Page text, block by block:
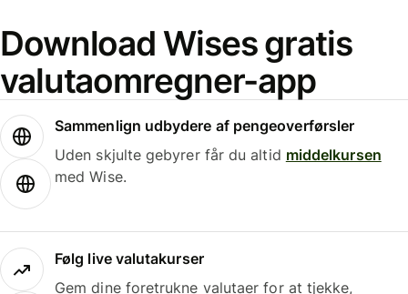
Download Wises gratis
valutaomregner-app
Sammenlign udbydere af pengeoverførsler
Uden skjulte gebyrer får du altid middelkursen
med Wise.
Følg live valutakurser
Gem dine foretrukne valutaer for at tjekke,